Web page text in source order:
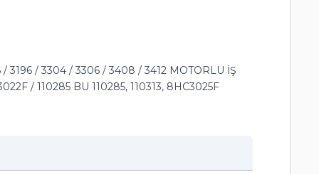
3196 / 3304 / 3306 / 3408 / 3412 MOTORLU İŞ
/ 110285 BU 110285, 110313, 8HC3025F